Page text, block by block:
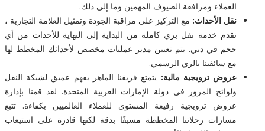
العملاء ومرافقة الضيوف المهمين وما إلى ذلك.
نقل الأحداث: مع التركيز على مراقبة الجودة وتمثيل العلامة التجارية ،
نقدم خدمة نقل بري كاملة من البداية إلى النهاية للأحداث من أي
حجم في دبي. يتم تعيين مدير عمليات مخصص لأحداثك المخطط لها
مع سائقينا بالزي الرسمي.
عروض ترويجية مالية: يتمتع فريقنا الماهر بفهم عميق لشبكة النقل
ولوائح المرور في دولة الإمارات العربية المتحدة. لقد قمنا بإدارة
عروض ترويجية رفيعة المستوى للعملاء العالميين بكفاءة. تتبع
مسارات رحلاتنا المخططة مسبقًا بدقة لكنها قادرة على استيعاب